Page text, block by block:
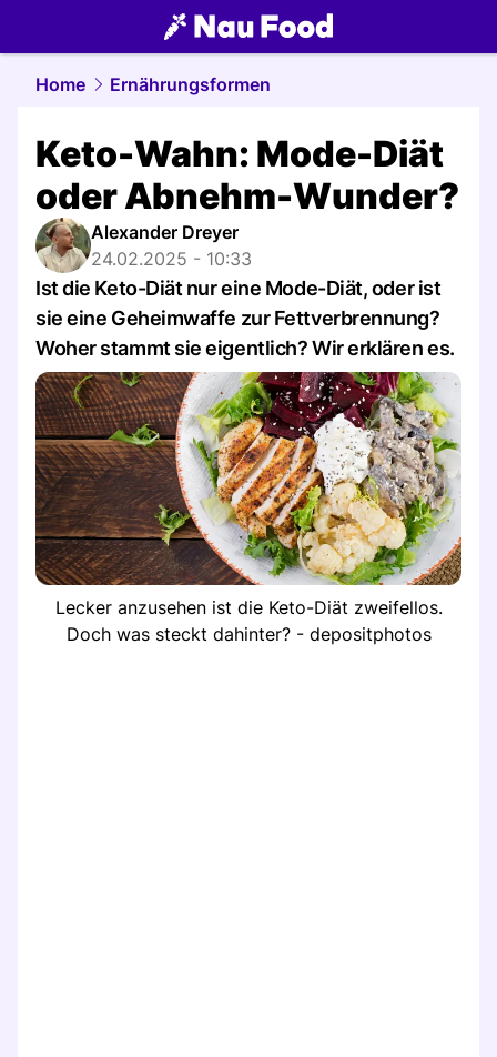
food.NAU.ch
Home Ernährungsformen
Keto-Wahn: Mode-Diät
oder Abnehm-Wunder?
Alexander Dreyer
24.02.2025 - 10:33
Ist die Keto-Diät nur eine Mode-Diät, oder ist
sie eine Geheimwaffe zur Fettverbrennung?
Woher stammt sie eigentlich? Wir erklären es.
Lecker anzusehen ist die Keto-Diät zweifellos.
Doch was steckt dahinter? - depositphotos